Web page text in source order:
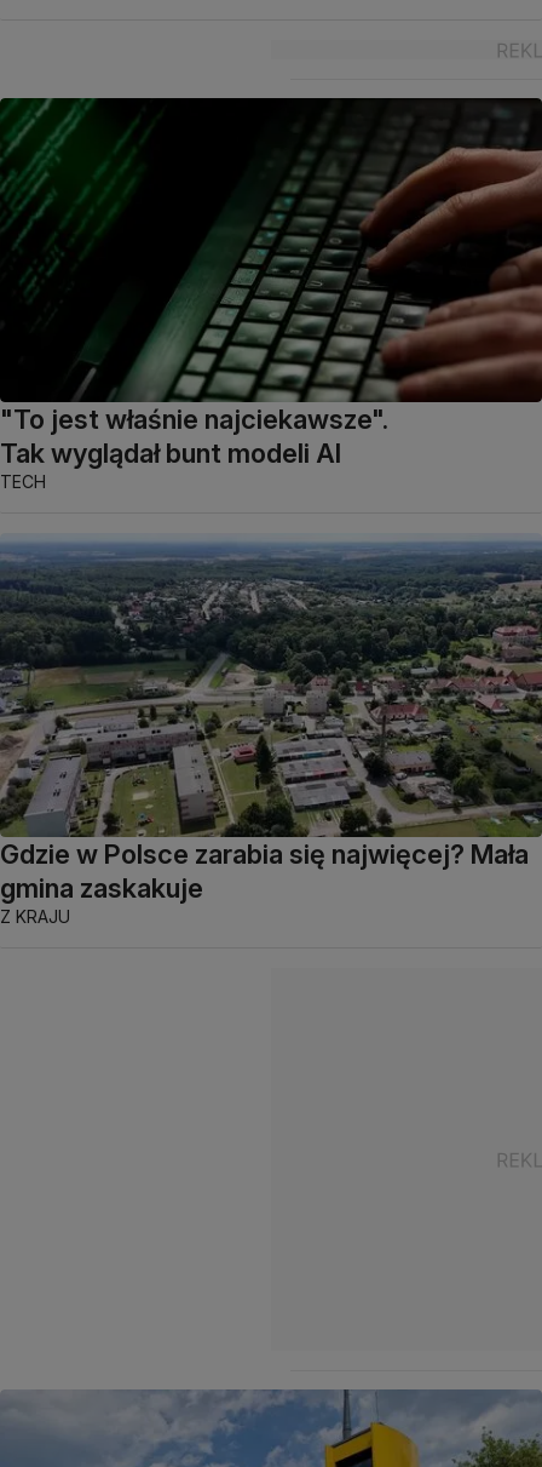
"To jest właśnie najciekawsze".
Tak wyglądał bunt modeli AI
TECH
Gdzie w Polsce zarabia się najwięcej? Mała
gmina zaskakuje
Z KRAJU